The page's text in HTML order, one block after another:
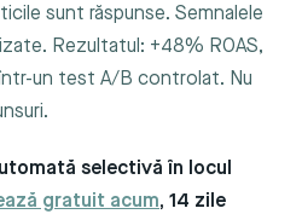
sunt răspunse. Semnalele
Rezultatul: +48% ROAS,
un test A/B controlat. Nu
selectivă în locul
gratuit acum, 14 zile